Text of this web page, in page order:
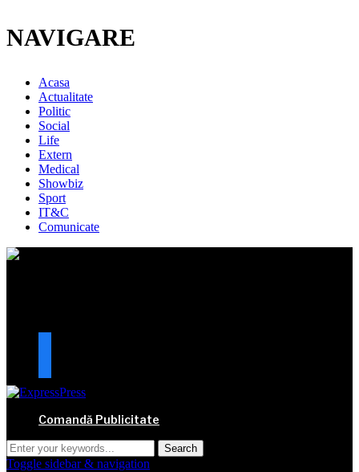
NAVIGARE
Acasa
Actualitate
Politic
Social
Life
Extern
Medical
Showbiz
Sport
IT&C
Comunicate
Comandă Publicitate
Toggle sidebar & navigation